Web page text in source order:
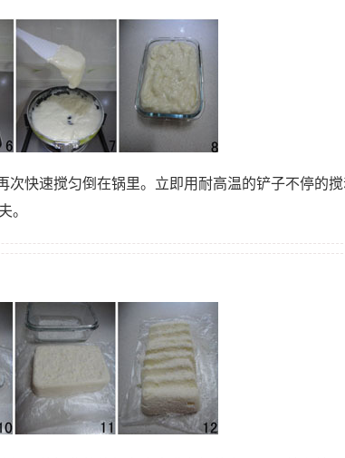
快速搅匀倒在锅里。立即用耐高温的铲子不停的
。